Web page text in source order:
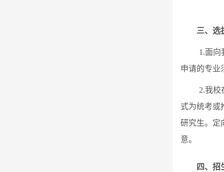
三、选
1.面向
申请的专业
2.我校
式为统考或
研究生。定
意。
四、招